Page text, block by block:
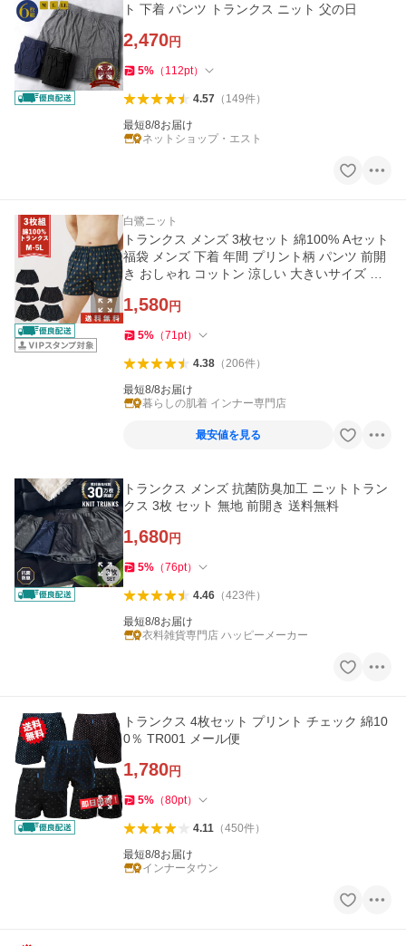
ト 下着 パンツ トランクス ニット 父の日
2,470円
5% （ 112pt）
4.57（ 149件）
最短8/8お届け
ネットショップ・エスト
白鷺ニット
トランクス メンズ 3枚セット 綿100% Aセット
福袋 メンズ 下着 年間 プリント柄 パンツ 前開
き おしゃれ コットン 涼しい 大きいサイズ 男
1,580円
5% （71pt）
4.38（206件）
最短8/8お届け
暮らしの肌着 インナー専門店
最安値を見る
トランクス メンズ 抗菌防臭加工 ニットトラン
クス 3枚 セット 無地 前開き 送料無料
1,680円
5% （76pt）
4.46（423件）
最短8/8お届け
衣料雑貨専門店 ハッピーメーカー
トランクス 4枚セット プリント チェック 綿10
0％ TR001 メール便
1,780円
5% （80pt）
4.11（450件）
最短8/8お届け
インナータウン